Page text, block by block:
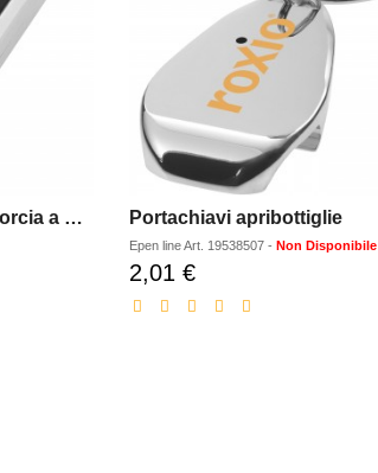
Portachiavi Castor con torcia a LED Portachiavi apribottiglie
Epen lineArt. 19538507- Non Disponibile
2,01 €Prezzo